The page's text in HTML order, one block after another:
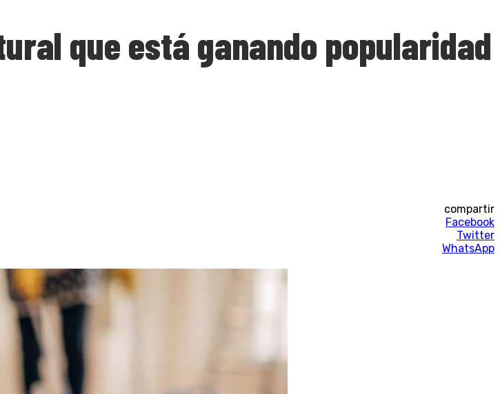
que está ganando popularidad
compartir
Facebook
Twitter
WhatsApp